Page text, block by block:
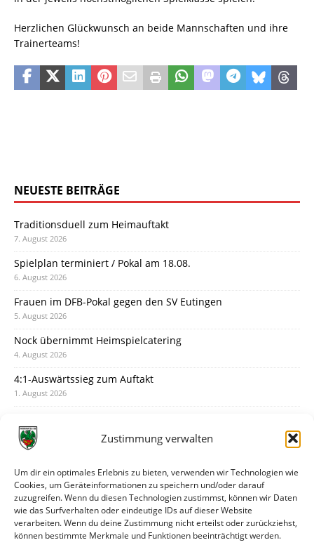
Zustimmung verwalten
Um dir ein optimales Erlebnis zu bieten, verwenden wir Technologien wie
Cookies, um Geräteinformationen zu speichern und/oder darauf
zuzugreifen. Wenn du diesen Technologien zustimmst, können wir Daten
wie das Surfverhalten oder eindeutige IDs auf dieser Website
verarbeiten. Wenn du deine Zustimmung nicht erteilst oder zurückziehst,
können bestimmte Merkmale und Funktionen beeinträchtigt werden.
Herzlichen Glückwunsch an beide Mannschaften und ihre
Trainerteams!
NEUESTE BEITRÄGE
Traditionsduell zum Heimauftakt
7. August 2026
Spielplan terminiert / Pokal am 18.08.
6. August 2026
Frauen im DFB-Pokal gegen den SV Eutingen
5. August 2026
Nock übernimmt Heimspielcatering
4. August 2026
4:1-Auswärtssieg zum Auftakt
1. August 2026
31. Juli 2026
30. Juli 2026
Deine Spielminute: 89+1
28. Juli 2026
Neuer Rückensponsor